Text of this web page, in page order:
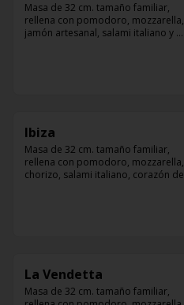
Masa de 32 cm. tamaño familiar,
rellena con pomodoro, mozzarella,
jamón artesanal, salami italiano y
Ibiza
Masa de 32 cm. tamaño familiar,
rellena con pomodoro, mozzarella,
chorizo, salami italiano, corazón de
La Vendetta
Masa de 32 cm. tamaño familiar,